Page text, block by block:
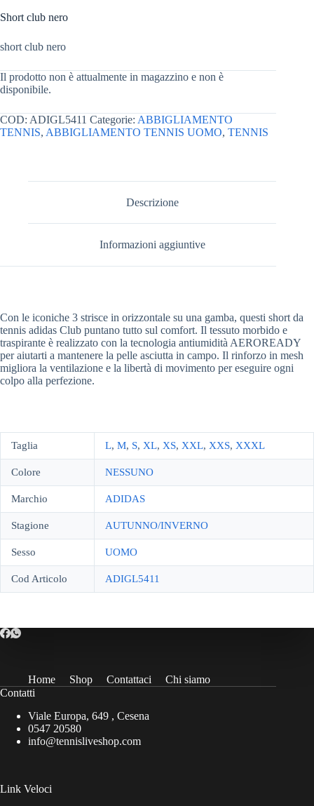
Short club nero
short club nero
Il prodotto non è attualmente in magazzino e non è
disponibile.
COD: ADIGL5411 Categorie: ABBIGLIAMENTO
TENNIS, ABBIGLIAMENTO TENNIS UOMO, TENNIS
Descrizione
Informazioni aggiuntive
Con le iconiche 3 strisce in orizzontale su una gamba, questi short da
tennis adidas Club puntano tutto sul comfort. Il tessuto morbido e
traspirante è realizzato con la tecnologia antiumidità AEROREADY
per aiutarti a mantenere la pelle asciutta in campo. Il rinforzo in mesh
migliora la ventilazione e la libertà di movimento per eseguire ogni
colpo alla perfezione.
Taglia L, M, S, XL, XS, XXL, XXS, XXXL
Colore NESSUNO
Marchio ADIDAS
Stagione AUTUNNO/INVERNO
Sesso UOMO
Cod Articolo ADIGL5411
Home Shop Contattaci
Chi siamo
Contatti
Viale Europa, 649 , Cesena
0547 20580
info@tennisliveshop.com
Link Veloci